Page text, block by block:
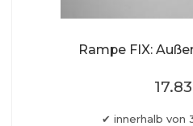
Rampe FIX:
innerhalb von